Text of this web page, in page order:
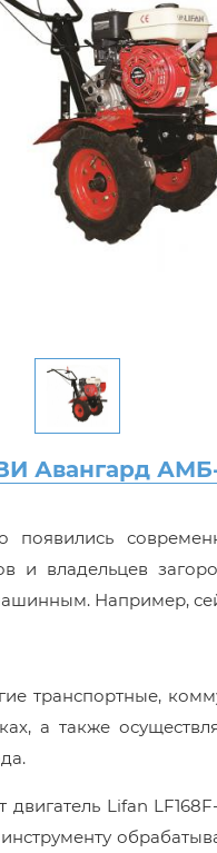
Авангард
появились
и владельцев
Например,
транспортные,
а также
Lifan